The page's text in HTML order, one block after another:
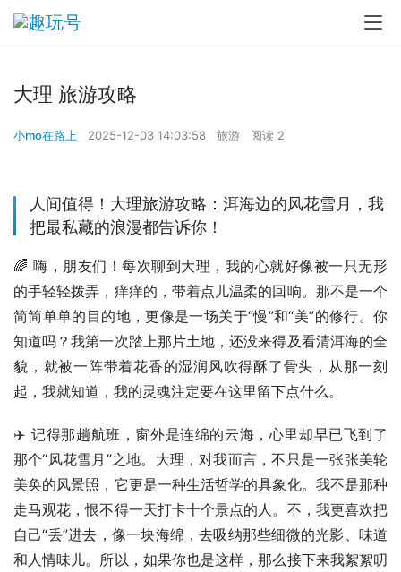
大理 旅游攻略
小mo在路上 2025-12-03 14:03:58 旅游 阅读 2
人间值得！大理旅游攻略：洱海边的风花雪月，我
把最私藏的浪漫都告诉你！
🌈 嗨，朋友们！每次聊到大理，我的心就好像被一只无形
的手轻轻拨弄，痒痒的，带着点儿温柔的回响。那不是一个
简简单单的目的地，更像是一场关于“慢”和“美”的修行。你
知道吗？我第一次踏上那片土地，还没来得及看清洱海的全
貌，就被一阵带着花香的湿润风吹得酥了骨头，从那一刻
起，我就知道，我的灵魂注定要在这里留下点什么。
✈️ 记得那趟航班，窗外是连绵的云海，心里却早已飞到了
那个“风花雪月”之地。大理，对我而言，不只是一张张美轮
美奂的风景照，它更是一种生活哲学的具象化。我不是那种
走马观花，恨不得一天打卡十个景点的人。不，我更喜欢把
自己“丢”进去，像一块海绵，去吸纳那些细微的光影、味道
和人情味儿。所以，如果你也是这样，那么接下来我絮絮叨